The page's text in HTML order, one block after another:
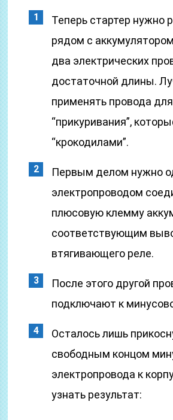
Теперь стартер нужно
рядом с
два электрических
достаточной длины.
применять провода для
“прикуривания”,
“крокодилами”.
Первым делом нужно
электропроводом
плюсовую клемму
соответствующим
втягивающего реле.
После этого другой
подключают к
Осталось лишь
свободным концом
электропровода к
узнать результат: